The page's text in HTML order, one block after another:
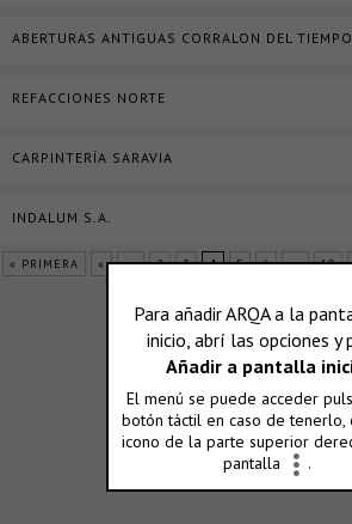
ABERTURAS ANTIGUAS CORRALON DEL TIEMPO
REFACCIONES NORTE
CARPINTERÍA SARAVIA
INDALUM S.A.
« PRIMERA « ... 2 3 4 5 6 ... 10